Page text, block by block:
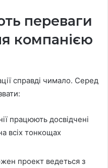
переваги
компанією
справді чимало. Серед
працюють досвідчені
всіх тонкощах
проект ведеться з